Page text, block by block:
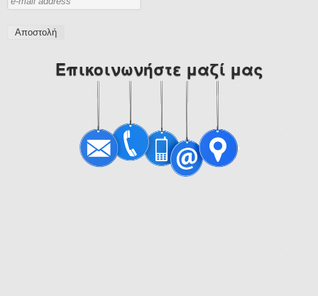
Λιπαντικά Βενζινοκινητήρων
Λιπαντικά Πετρελαιοκινητήρων
Λιπαντικά Βενζινοκινητήρων
Λιπαντικά Scooter
Επικοινωνήστε μαζί μας